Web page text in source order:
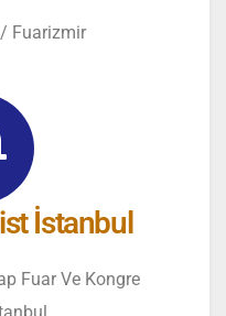
Fuarizmir
İstanbul
Fuar Ve Kongre